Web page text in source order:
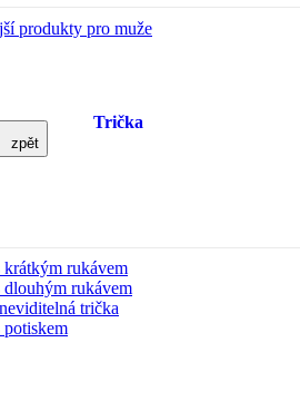
produkty pro muže
zpět
Trička
krátkým rukávem
dlouhým rukávem
trička
potiskem